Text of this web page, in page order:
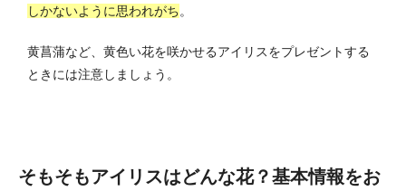
しかないように思われがち。
黄菖蒲など、黄色い花を咲かせるアイリスをプレゼントする
ときには注意しましょう。
そもそもアイリスはどんな花？基本情報をお